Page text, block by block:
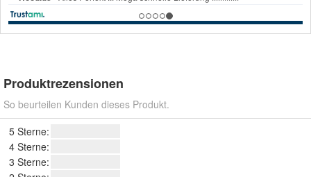
Produktrezensionen
So beurteilen Kunden dieses Produkt.
5 Sterne:
4 Sterne:
3 Sterne: